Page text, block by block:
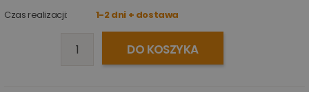
Czas realizacji:
1-2 dni + dostawa
DO KOSZYKA